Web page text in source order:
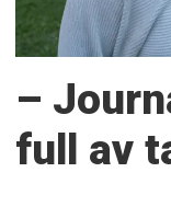
–
full av